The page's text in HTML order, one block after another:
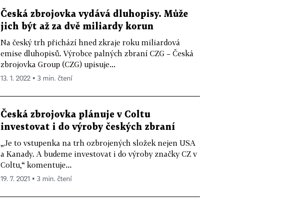
Česká zbrojovka vydává dluhopisy. Může
jich být až za dvě miliardy korun
Na český trh přichází hned zkraje roku miliardová
emise dluhopisů. Výrobce palných zbraní CZG – Česká
zbrojovka Group (CZG) upisuje...
13. 1. 2022 ▪ 3 min. čtení
Česká zbrojovka plánuje v Coltu
investovat i do výroby českých zbraní
„Je to vstupenka na trh ozbrojených složek nejen USA
a Kanady. A budeme investovat i do výroby značky CZ v
Coltu,“ komentuje...
19. 7. 2021 ▪ 3 min. čtení